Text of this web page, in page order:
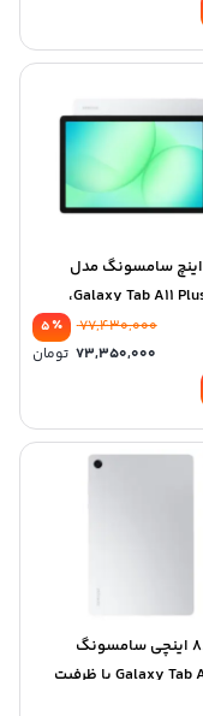
تبلت 11 اینچ سامسونگ مدل
Galaxy Tab A11 Plus Wi-Fi،
ظرفیت 256 گیگابایت و رم 8٪5
77,430,000
73,350,000 تومان
تبلت 8.7 اینچی سامسونگ
Galaxy Tab A11 WiFi با ظرفیت